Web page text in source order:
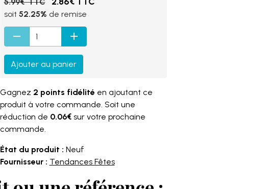
soit 52.25% de remise
Ajouter au panier
Gagnez 2 points fidélité en ajoutant ce
produit à votre commande. Soit une
réduction de 0.06€sur votre prochaine
commande.
État du produit : Neuf
Fournisseur : Tendances Fêtes